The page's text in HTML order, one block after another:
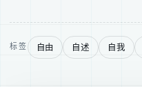
标签 自由 自述 自我